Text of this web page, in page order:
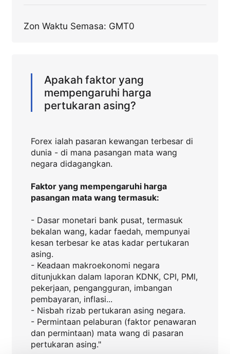
Zon Waktu Semasa: GMT0
Apakah faktor yang
mempengaruhi harga
pertukaran asing?
Forex ialah pasaran kewangan terbesar di
dunia - di mana pasangan mata wang
negara didagangkan.
Faktor yang mempengaruhi harga
pasangan mata wang termasuk:
- Dasar monetari bank pusat, termasuk
bekalan wang, kadar faedah, mempunyai
kesan terbesar ke atas kadar pertukaran
asing.
- Keadaan makroekonomi negara
ditunjukkan dalam laporan KDNK, CPI, PMI,
pekerjaan, pengangguran, imbangan
pembayaran, inflasi...
- Nisbah rizab pertukaran asing negara.
- Permintaan pelaburan (faktor penawaran
dan permintaan) mata wang di pasaran
pertukaran asing."